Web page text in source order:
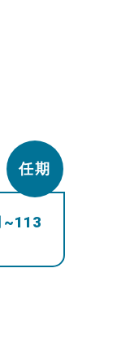
任期
~113